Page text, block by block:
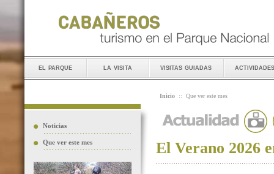
el parque la visita visitas guiadas actividades
Noticias
Que ver este mes
Inicio :: Que ver este mes
El Verano 2026